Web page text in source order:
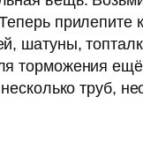
шатуны,
торможения ещё
труб,